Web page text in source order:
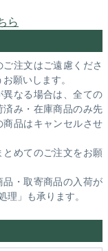
ら
注文はご遠慮くださ
願いします。
なる場合は、全ての
み・在庫商品のみ先
品はキャンセルさせ
めてのご注文をお願
・取寄商品の入荷が
」も承ります。